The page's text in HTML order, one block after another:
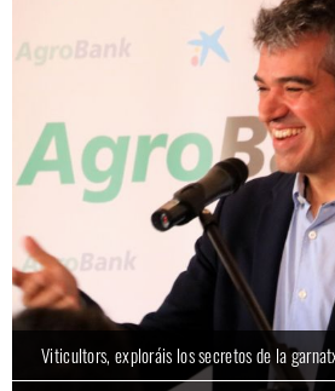
Viticultors, exploráis los secretos de la